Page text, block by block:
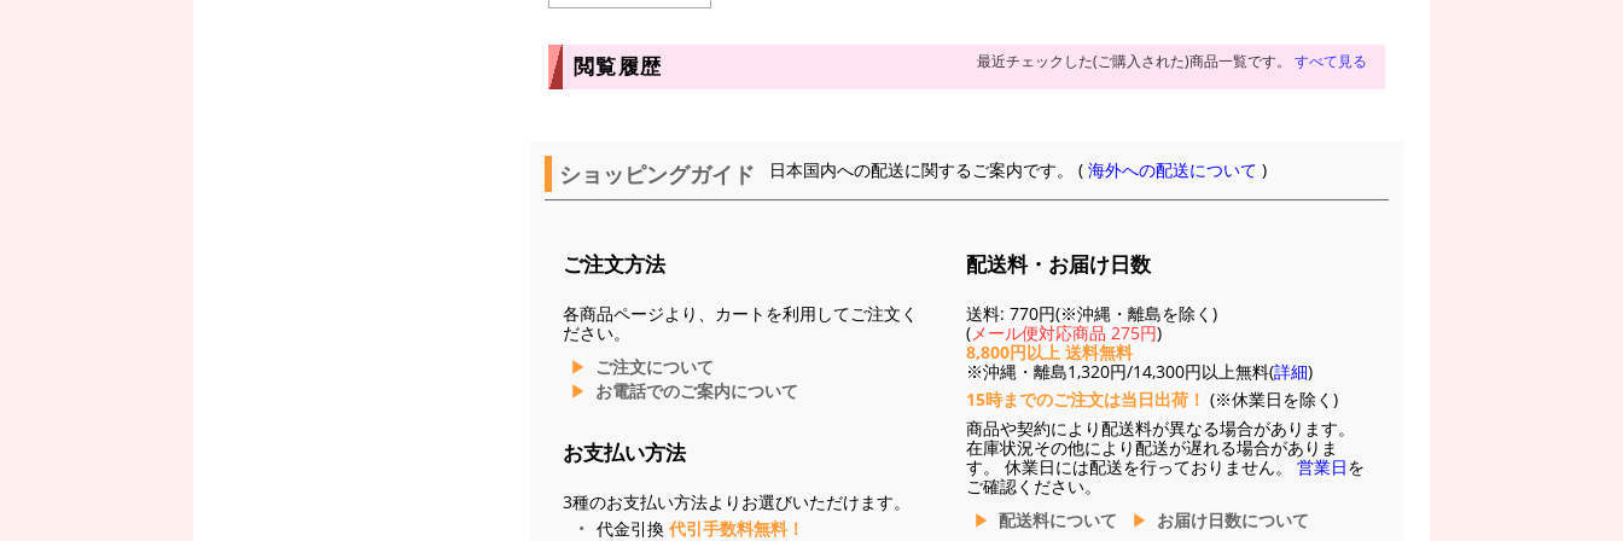
閲覧履歴 最近チェックした(ご購入された)商品一覧です。 すべて見る
ショッピングガイド 日本国内への配送に関するご案内です。 (海外への配送について )
ご注文方法
各商品ページより、カートを利用してご注文く
ださい。
ご注文について
お電話でのご案内について
お支払い方法
3種のお支払い方法よりお選びいただけます。
代金引換 代引手数料無料！
配送料・お届け日数
送料: 770円(※沖縄・離島を除く)
(メール便対応商品 275円)
8,800円以上 送料無料
※沖縄・離島1,320円/14,300円以上無料(詳細)
15時までのご注文は当日出荷！ (※休業日を除く)
商品や契約により配送料が異なる場合があります。
在庫状況その他により配送が遅れる場合がありま
す。 休業日には配送を行っておりません。 営業日を
ご確認ください。
配送料について
お届け日数について